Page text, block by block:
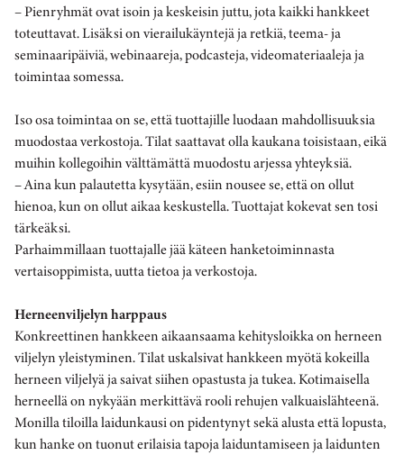
– Pienryhmät ovat isoin ja keskeisin juttu, jota kaikki hankkeet
toteuttavat. Lisäksi on vierailukäyntejä ja retkiä, teema- ja
seminaaripäiviä, webinaareja, podcasteja, videomateriaaleja ja
toimintaa somessa.
Iso osa toimintaa on se, että tuottajille luodaan mahdollisuuksia
muodostaa verkostoja. Tilat saattavat olla kaukana toisistaan, eikä
muihin kollegoihin välttämättä muodostu arjessa yhteyksiä.
– Aina kun palautetta kysytään, esiin nousee se, että on ollut
hienoa, kun on ollut aikaa keskustella. Tuottajat kokevat sen tosi
tärkeäksi.
Parhaimmillaan tuottajalle jää käteen hanketoiminnasta
vertaisoppimista, uutta tietoa ja verkostoja.
Herneenviljelyn harppaus
Konkreettinen hankkeen aikaansaama kehitysloikka on herneen
viljelyn yleistyminen. Tilat uskalsivat hankkeen myötä kokeilla
herneen viljelyä ja saivat siihen opastusta ja tukea. Kotimaisella
herneellä on nykyään merkittävä rooli rehujen valkuaislähteenä.
Monilla tiloilla laidunkausi on pidentynyt sekä alusta että lopusta,
kun hanke on tuonut erilaisia tapoja laiduntamiseen ja laidunten